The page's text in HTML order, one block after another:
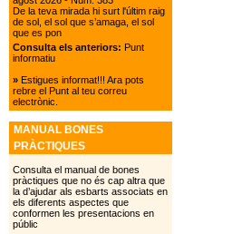
De la teva mirada hi surt l'últim raig
de sol, el sol que s’amaga, el sol
que es pon
Consulta els anteriors: Punt
informatiu
»Estigues informat!!! Ara pots
rebre el Punt al teu correu
electrònic.
MANUAL BONES
PRÀCTIQUES
Consulta el manual de bones
pràctiques que no és cap altra que
la d’ajudar als esbarts associats en
els diferents aspectes que
conformen les presentacions en
públic